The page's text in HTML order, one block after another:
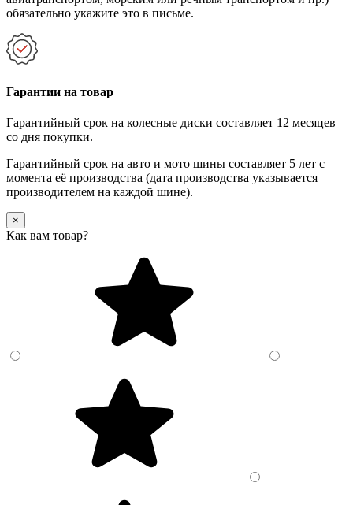
обязательно укажите это в письме.
Гарантии на товар
Гарантийный срок на колесные диски составляет 12 месяцев
со дня покупки.
Гарантийный срок на авто и мото шины составляет 5 лет с
момента её производства (дата производства указывается
производителем на каждой шине).
×
Как вам товар?